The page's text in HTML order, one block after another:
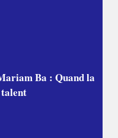
Ba : Quand la
talent